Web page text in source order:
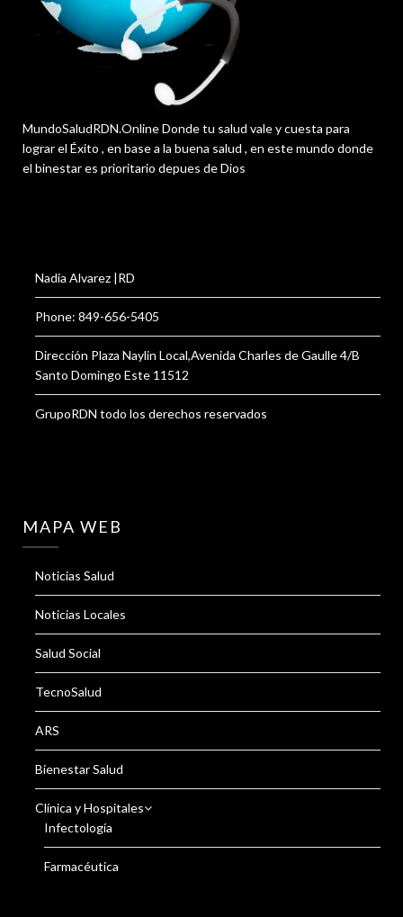
MundoSaludRDN.Online Donde tu salud vale y cuesta para
lograr el Éxito , en base a la buena salud , en este mundo donde
el binestar es prioritario depues de Dios
Nadia Alvarez |RD
Phone: 849-656-5405
Dirección Plaza Naylin Local,Avenida Charles de Gaulle 4/B
Santo Domingo Este 11512
GrupoRDN todo los derechos reservados
MAPA WEB
Noticias Salud
Noticias Locales
Salud Social
TecnoSalud
ARS
Bienestar Salud
Clínica y Hospitales
Infectología
Farmacéutica